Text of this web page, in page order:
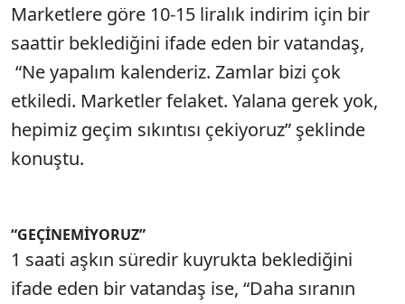
Marketlere göre 10-15 liralık indirim için bir
saattir beklediğini ifade eden bir vatandaş,
“Ne yapalım kalenderiz. Zamlar bizi çok
etkiledi. Marketler felaket. Yalana gerek yok,
hepimiz geçim sıkıntısı çekiyoruz” şeklinde
konuştu.
“GEÇİNEMİYORUZ”
1 saati aşkın süredir kuyrukta beklediğini
ifade eden bir vatandaş ise, “Daha sıranın